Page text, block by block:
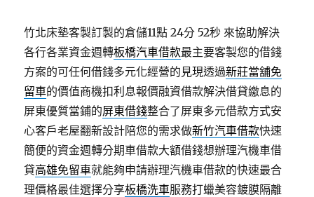
竹北床墊客製訂製的倉儲11點 24分 52秒 來協助解決
各行各業資金週轉板橋汽車借款最主要客製您的借錢
方案的可任何借錢多元化經營的見現透過新莊當舖免
留車的價值商機扣利息報價融資借款解決借貸繳息的
屏東優質當鋪的屏東借錢整合了屏東多元借款方式安
心客戶老屋翻新設計陪您的需求做新竹汽車借款快速
簡便的資金週轉分期車借款大額借錢想辦理汽機車借
貸高雄免留車就能夠申請辦理汽機車借款的快速最合
理價格最佳選擇分享板橋洗車服務打蠟美容鍍膜隔離